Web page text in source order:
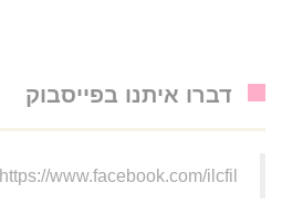
דברו איתנו בפייסבוק
https://www.facebook.com/ilcfil